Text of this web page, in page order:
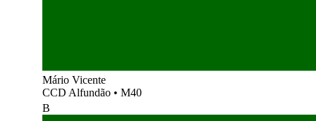
Mário Vicente
CCD Alfundão • M40
B